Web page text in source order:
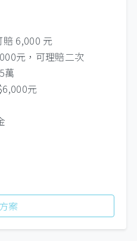
賠 6,000 元
，可理賠二次
萬
元
案